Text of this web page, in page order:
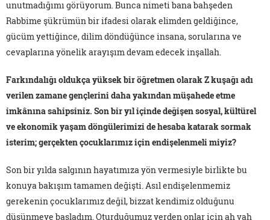
unutmadığımı görüyorum. Bunca nimeti bana bahşeden
Rabbime şükrümün bir ifadesi olarak elimden geldiğince,
gücüm yettiğince, dilim döndüğünce insana, sorularına ve
cevaplarına yönelik arayışım devam edecek inşallah.
Farkındalığı oldukça yüksek bir öğretmen olarak Z kuşağı adı
verilen zamane gençlerini daha yakından müşahede etme
imkânına sahipsiniz. Son bir yıl içinde değişen sosyal, kültürel
ve ekonomik yaşam döngülerimizi de hesaba katarak sormak
isterim; gerçekten çocuklarımız için endişelenmeli miyiz?
Son bir yılda salgının hayatımıza yön vermesiyle birlikte bu
konuya bakışım tamamen değişti. Asıl endişelenmemiz
gerekenin çocuklarımız değil, bizzat kendimiz olduğunu
düşünmeye başladım. Oturduğumuz yerden onlar için ah vah